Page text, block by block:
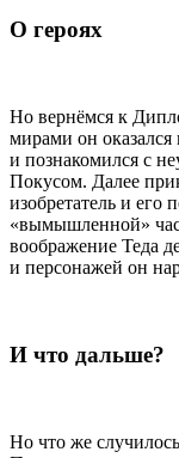
О героях
Но вернёмся к
мирами он оказался
и познакомился с
Покусом. Далее
изобретатель и его
«вымышленной»
воображение Теда
и персонажей он
И что дальше?
Но что же